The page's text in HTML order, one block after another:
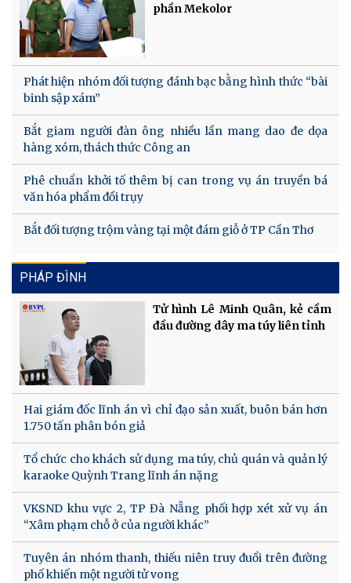
phần Mekolor
Phát hiện nhóm đối tượng đánh bạc bằng hình thức “bài
binh sập xám”
Bắt giam người đàn ông nhiều lần mang dao đe dọa
hàng xóm, thách thức Công an
Phê chuẩn khởi tố thêm bị can trong vụ án truyền bá
văn hóa phẩm đồi trụy
Bắt đối tượng trộm vàng tại một đám giỗ ở TP Cần Thơ
PHÁP ĐÌNH
Tử hình Lê Minh Quân, kẻ cầm
đầu đường dây ma túy liên tỉnh
Hai giám đốc lĩnh án vì chỉ đạo sản xuất, buôn bán hơn
1.750 tấn phân bón giả
Tổ chức cho khách sử dụng ma túy, chủ quán và quản lý
karaoke Quỳnh Trang lĩnh án nặng
VKSND khu vực 2, TP Đà Nẵng phối hợp xét xử vụ án
“Xâm phạm chỗ ở của người khác”
Tuyên án nhóm thanh, thiếu niên truy đuổi trên đường
phố khiến một người tử vong